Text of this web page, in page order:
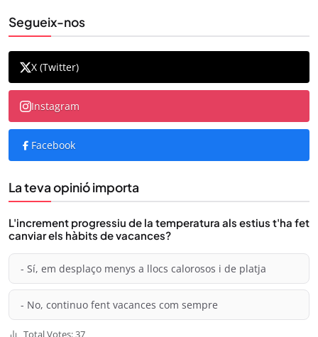
Segueix-nos
X (Twitter)
Instagram
Facebook
La teva opinió importa
L'increment progressiu de la temperatura als estius t'ha fet
canviar els hàbits de vacances?
- Sí, em desplaço menys a llocs calorosos i de platja
- No, continuo fent vacances com sempre
Total Votes: 37